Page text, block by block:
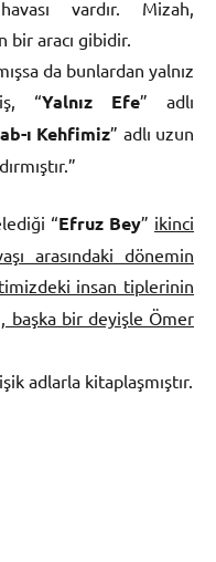
vardır. Mizah,
aracı gibidir.
da bunlardan yalnız
“Yalnız Efe” adlı
ı Kehfimiz” adlı uzun
“Efruz Bey” ikinci
arasındaki dönemin
insan tiplerinin
başka bir deyişle Ömer
adlarla kitaplaşmıştır.